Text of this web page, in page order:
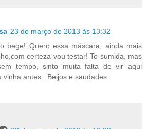
23 de março de 2013 às 13:32
bege! Quero essa máscara, ainda mais
certeza vou testar! To sumida, mas
tempo, sinto muita falta de vir aqui
vinha antes...Beijos e saudades